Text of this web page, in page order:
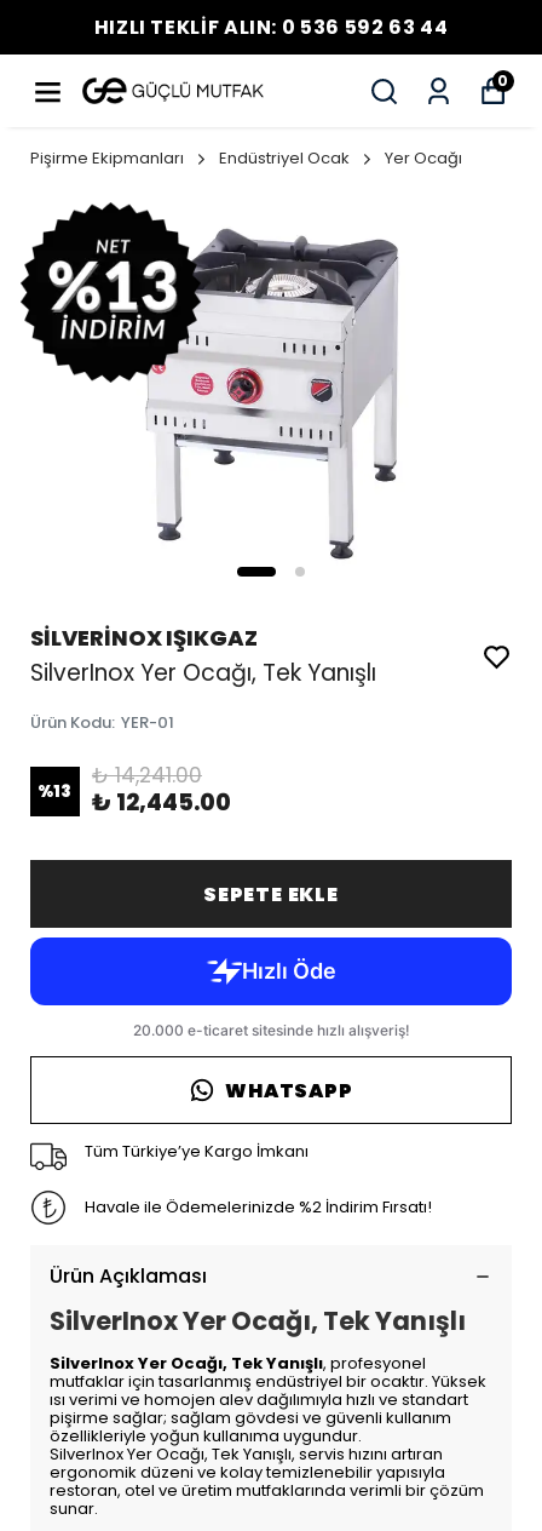
HIZLI TEKLİF ALIN: 0 536 592 63 44
0
Pişirme Ekipmanları Endüstriyel Ocak Yer Ocağı
SİLVERİNOX IŞIKGAZ
SilverInox Yer Ocağı, Tek Yanışlı
Ürün Kodu: YER-01
%13
₺ 14,241.00
₺ 12,445.00
SEPETE EKLE
WHATSAPP
Tüm Türkiye’ye Kargo İmkanı
Havale ile Ödemelerinizde %2 İndirim Fırsatı!
Ürün Açıklaması
SilverInox Yer Ocağı, Tek Yanışlı
SilverInox Yer Ocağı, Tek Yanışlı, profesyonel
mutfaklar için tasarlanmış endüstriyel bir ocaktır. Yüksek
ısı verimi ve homojen alev dağılımıyla hızlı ve standart
pişirme sağlar; sağlam gövdesi ve güvenli kullanım
özellikleriyle yoğun kullanıma uygundur.
SilverInox Yer Ocağı, Tek Yanışlı, servis hızını artıran
ergonomik düzeni ve kolay temizlenebilir yapısıyla
restoran, otel ve üretim mutfaklarında verimli bir çözüm
sunar.